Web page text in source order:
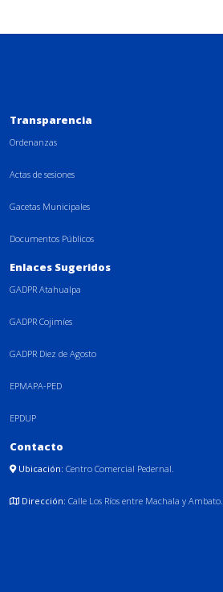
Transparencia
Ordenanzas
Actas de sesiones
Gacetas Municipales
Documentos Públicos
Enlaces Sugeridos
GADPR Atahualpa
GADPR Cojimíes
GADPR Diez de Agosto
EPMAPA-PED
EPDUP
Contacto
Ubicación: Centro Comercial Pedernal.
Dirección: Calle Los Ríos entre Machala y Ambato.